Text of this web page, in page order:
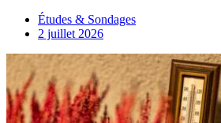
Études & Sondages
2 juillet 2026